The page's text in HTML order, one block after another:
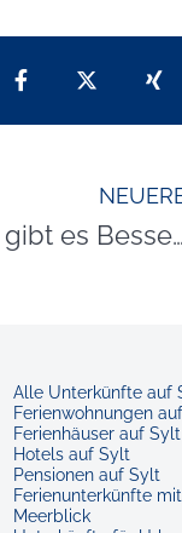
Teilen aufTeilen
Beitrag
als einen guten Crêpe mit Meerblick?
Alle Unterkünfte auf
Ferienwohnungen
Ferienhäuser auf Sylt
Hotels auf Sylt
Pensionen auf Sylt
Ferienunterkünfte mit
Meerblick